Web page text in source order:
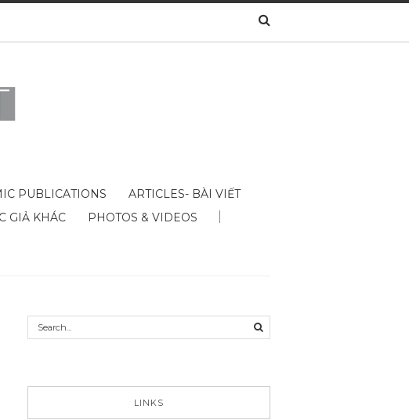
PUBLICATIONS
ARTICLES- BÀI VIẾT
GIẢ KHÁC PHOTOS & VIDEOS
LINKS